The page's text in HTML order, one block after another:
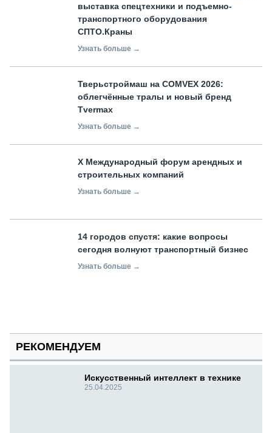
выставка спецтехники и подъемно-
транспортного оборудования
СПТО.Краны
Узнать больше →
Тверьстроймаш на COMVEX 2026:
облегчённые тралы и новый бренд
Tvermax
Узнать больше →
X Международный форум арендных и
строительных компаний
Узнать больше →
14 городов спустя: какие вопросы
сегодня волнуют транспортный бизнес
Узнать больше →
РЕКОМЕНДУЕМ
Искусственный интеллект в технике
25.04.2025